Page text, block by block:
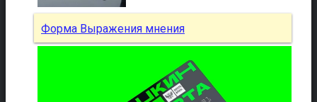
Форма Выражения мнения